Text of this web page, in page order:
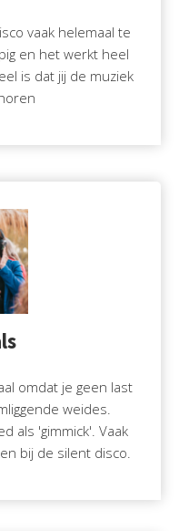
vaak helemaal te
en het werkt heel
is dat jij de muziek
omdat je geen last
weides.
als 'gimmick'. Vaak
bij de silent disco.